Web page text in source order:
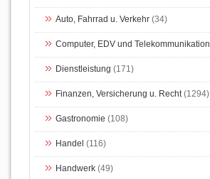
Auto, Fahrrad u. Verkehr (34)
Computer, EDV und Telekommunikation
Dienstleistung (171)
Finanzen, Versicherung u. Recht(1294)
Gastronomie (108)
Handel (116)
Handwerk (49)